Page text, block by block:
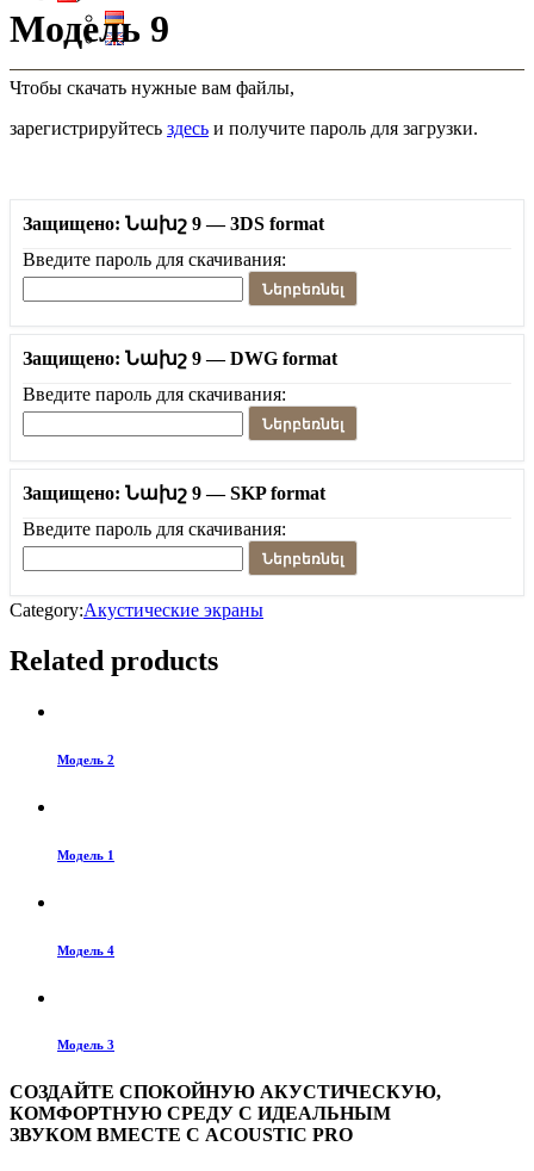
Модель 9
Чтобы скачать нужные вам файлы,
зарегистрируйтесь здесь и получите пароль для загрузки.
Защищено: Նախշ 9 — 3DS format
Введите пароль для скачивания:
Ներբեռնել
Защищено: Նախշ 9 — DWG format
Введите пароль для скачивания:
Ներբեռնել
Защищено: Նախշ 9 — SKP format
Введите пароль для скачивания:
Ներբեռնել
Category:Акустические экраны
Related products
Модель 2
Модель 1
Модель 4
Модель 3
СОЗДАЙТЕ СПОКОЙНУЮ АКУСТИЧЕСКУЮ,
КОМФОРТНУЮ СРЕДУ С ИДЕАЛЬНЫМ
ЗВУКОМ ВМЕСТЕ С ACOUSTIC PRO